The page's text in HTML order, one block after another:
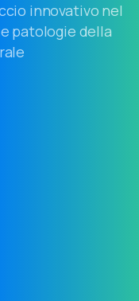
innovativo nel
patologie della